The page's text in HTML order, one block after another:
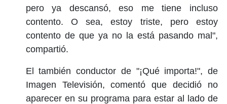
pero ya descansó, eso me tiene incluso
contento. O sea, estoy triste, pero estoy
contento de que ya no la está pasando mal",
compartió.
El también conductor de "¡Qué importa!", de
Imagen Televisión, comentó que decidió no
aparecer en su programa para estar al lado de